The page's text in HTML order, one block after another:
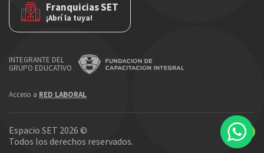
Franquicias SET
¡Abrí la tuya!
INTEGRANTE DEL
GRUPO EDUCATIVO
Acceso a RED LABORAL
Espacio SET 2026 ©
Todos los derechos reservados.